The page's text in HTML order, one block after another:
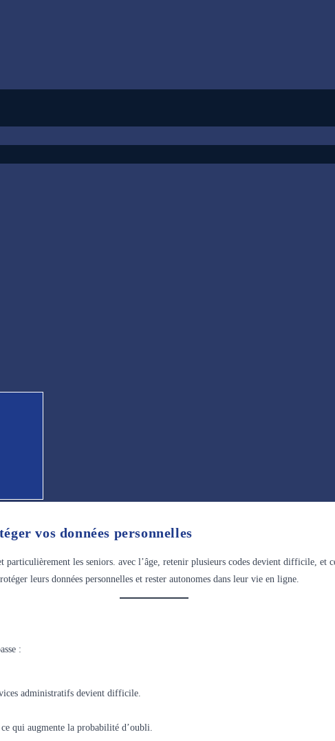
vos données personnelles
les seniors. avec l’âge, retenir plusieurs codes devient difficile, et
leurs données personnelles et rester autonomes dans leur vie en ligne.
:
administratifs devient difficile.
qui augmente la probabilité d’oubli.